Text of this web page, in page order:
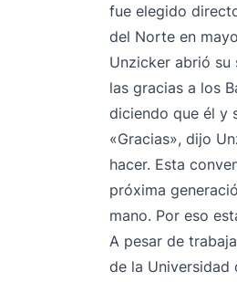
fue elegido
del Norte en
Unzicker abrió su
las gracias a los
diciendo que él y
«Gracias», dijo
hacer. Esta
próxima
mano. Por eso
A pesar de
de la Universidad